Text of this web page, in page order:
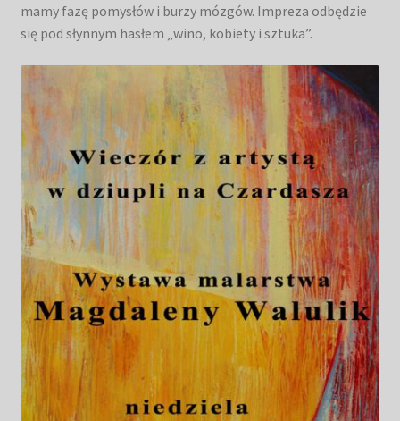
mamy fazę pomysłów i burzy mózgów. Impreza odbędzie
się pod słynnym hasłem „wino, kobiety i sztuka”.